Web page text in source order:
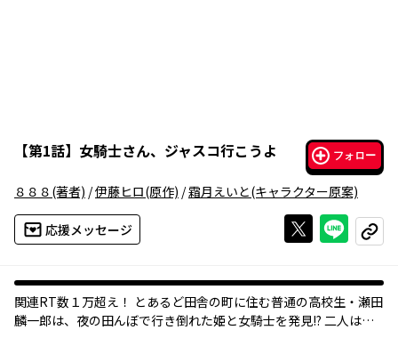
【第1話】 女騎士さん、ジャスコ行こうよ フォロー
８８８ (著者) /伊藤ヒロ(原作) /霜月えいと(キャラクター原案)
応援メッセージ Xで投稿する
ライン
コピー
関連RT数１万超え！ とあるど田舎の町に住む普通の高校生・瀬田
麟一郎は、夜の田んぼで行き倒れた姫と女騎士を発見!? 二人は異